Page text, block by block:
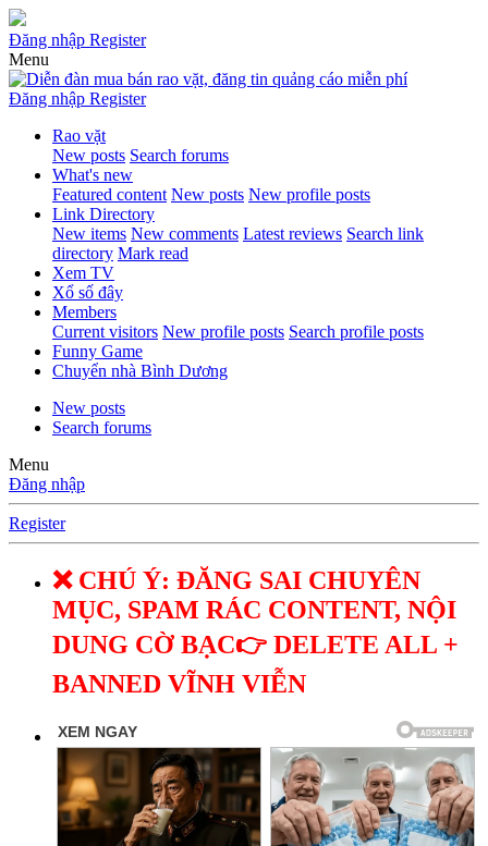
Đăng nhập Register
Menu
Đăng nhập Register
Rao vặt
New posts Search forums
What's new
Featured content New posts New profile posts
Link Directory
New items New comments Latest reviews Search link
directory Mark read
Xem TV
Xổ số đây
Members
Current visitors New profile posts Search profile posts
Funny Game
Chuyển nhà Bình Dương
New posts
Search forums
Menu
Đăng nhập
Register
❌ CHÚ Ý: ĐĂNG SAI CHUYÊN
MỤC, SPAM RÁC CONTENT, NỘI
DUNG CỜ BẠC👉 DELETE ALL +
BANNED VĨNH VIỄN